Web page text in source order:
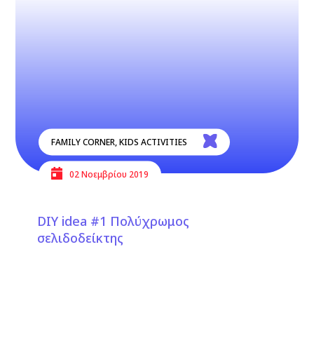
FAMILY CORNER,KIDS ACTIVITIES
02 Νοεμβρίου 2019
DIY idea #1 Πολύχρωμος
σελιδοδείκτης